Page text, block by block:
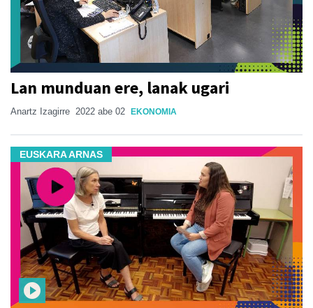
Lan munduan ere, lanak ugari
Anartz Izagirre 2022 abe 02 EKONOMIA
EUSKARA ARNAS